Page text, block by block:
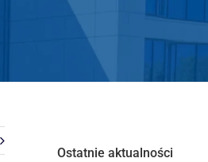
Ostatnie aktualności